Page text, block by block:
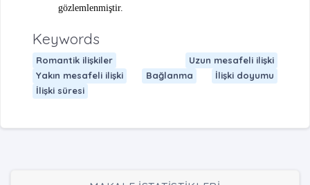
gözlemlenmiştir.
Keywords
Romantik ilişkiler
Uzun mesafeli ilişki
Yakın mesafeli ilişki
Bağlanma
İlişki doyumu
İlişki süresi